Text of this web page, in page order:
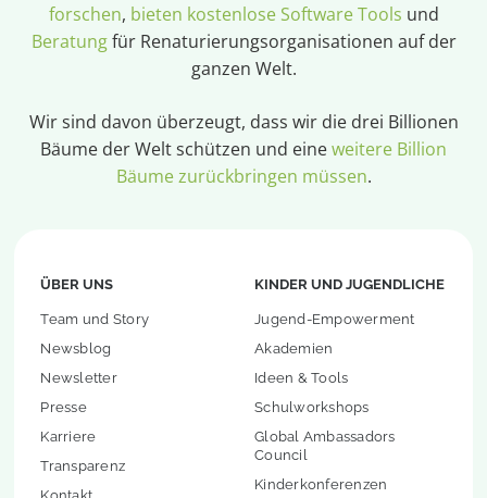
forschen, bieten kostenlose Software Tools und
Beratungfür Renaturierungsorganisationen auf der
ganzen Welt.
Wir sind davon überzeugt, dass wir die drei Billionen
Bäume der Welt schützen und eineweitere Billion
Bäume zurückbringen müssen.
ÜBER UNS
Team und Story
Newsblog
Newsletter
Presse
Karriere
Transparenz
KINDER UND JUGENDLICHE
Jugend-Empowerment
Akademien
Ideen & Tools
Schulworkshops
Global Ambassadors
Council
Kinderkonferenzen